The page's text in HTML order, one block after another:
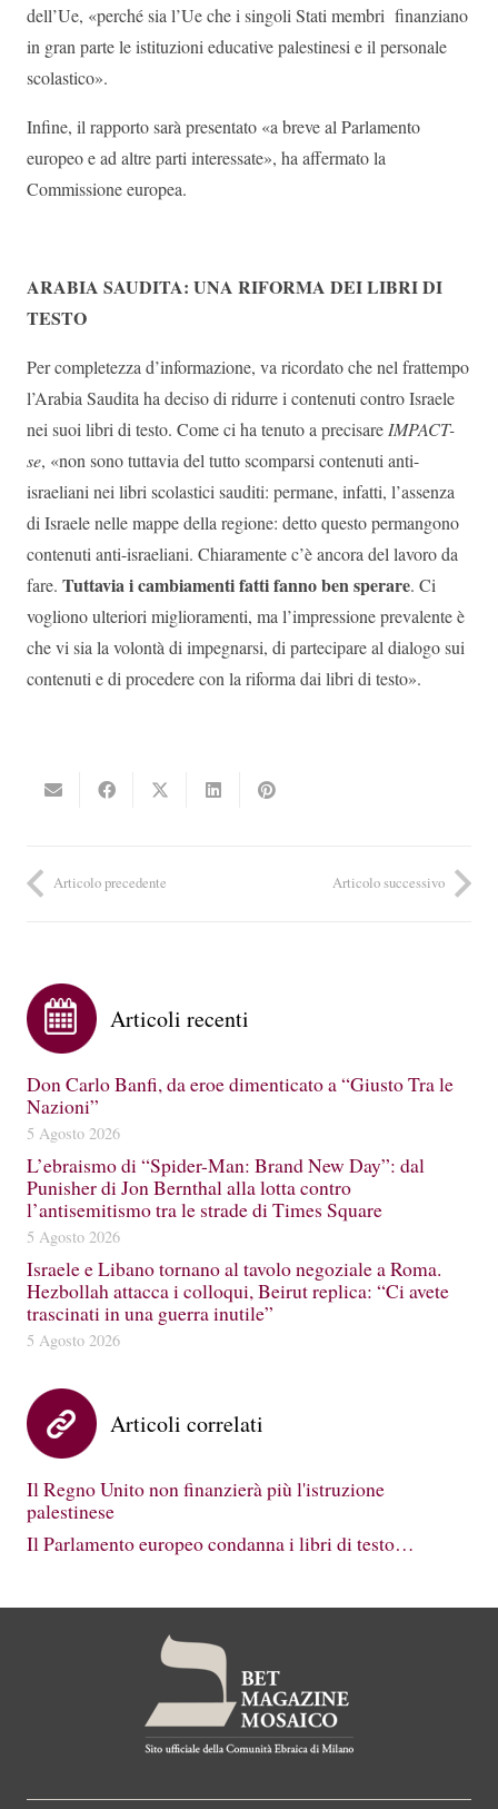
dell’Ue, «perché sia ​​l’Ue che i singoli Stati membri finanziano
in gran parte le istituzioni educative palestinesi e il personale
scolastico».
Infine, il rapporto sarà presentato «a breve al Parlamento
europeo e ad altre parti interessate», ha affermato la
Commissione europea.
ARABIA SAUDITA: UNA RIFORMA DEI LIBRI DI
TESTO
Per completezza d’informazione, va ricordato che nel frattempo
l’Arabia Saudita ha deciso di ridurre i contenuti contro Israele
nei suoi libri di testo. Come ci ha tenuto a precisareIMPACT-
se, «non sono tuttavia del tutto scomparsi contenuti anti-
israeliani nei libri scolastici sauditi: permane, infatti, l’assenza
di Israele nelle mappe della regione: detto questo permangono
contenuti anti-israeliani. Chiaramente c’è ancora del lavoro da
fare. Tuttavia i cambiamenti fatti fanno ben sperare. Ci
vogliono ulteriori miglioramenti, ma l’impressione prevalente è
che vi sia la volontà di impegnarsi, di partecipare al dialogo sui
contenuti e di procedere con la riforma dai libri di testo».
Articolo precedente Articolo successivo
Articoli recenti
Don Carlo Banfi, da eroe dimenticato a “Giusto Tra le
Nazioni”
5 Agosto 2026
L’ebraismo di “Spider-Man: Brand New Day”: dal
Punisher di Jon Bernthal alla lotta contro
l’antisemitismo tra le strade di Times Square
5 Agosto 2026
Israele e Libano tornano al tavolo negoziale a Roma.
Hezbollah attacca i colloqui, Beirut replica: “Ci avete
trascinati in una guerra inutile”
5 Agosto 2026
Articoli correlati
Il Regno Unito non finanzierà più l'istruzione
palestinese
Il Parlamento europeo condanna i libri di testo…